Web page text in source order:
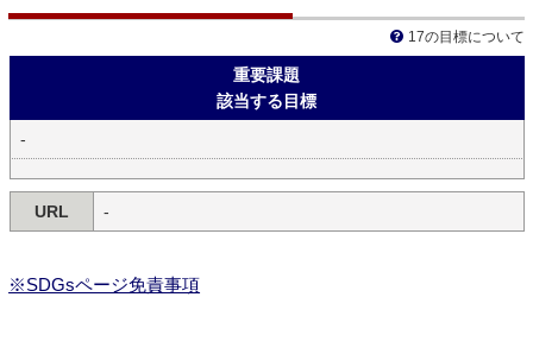
17の目標について
重要課題
該当する目標
-
URL -
※SDGsページ免責事項